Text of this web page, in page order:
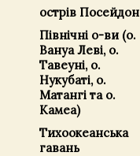
острів Посейдон
Північні о-ви (о.
Вануа Леві, о.
Тавеуні, о.
Нукубаті, о.
Матангі та о.
Камеа)
Тихоокеанська
гавань